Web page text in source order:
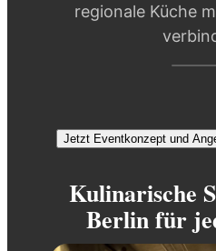
regionale Küche
Jetzt Eventkonzept und
Kulinarische
Berlin für